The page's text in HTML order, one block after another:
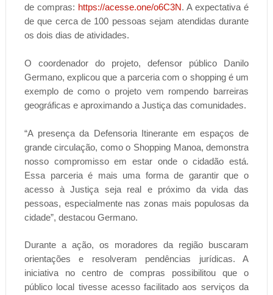
de compras: https://acesse.one/o6C3N. A expectativa é
de que cerca de 100 pessoas sejam atendidas durante
os dois dias de atividades.
O coordenador do projeto, defensor público Danilo
Germano, explicou que a parceria com o shopping é um
exemplo de como o projeto vem rompendo barreiras
geográficas e aproximando a Justiça das comunidades.
“A presença da Defensoria Itinerante em espaços de
grande circulação, como o Shopping Manoa, demonstra
nosso compromisso em estar onde o cidadão está.
Essa parceria é mais uma forma de garantir que o
acesso à Justiça seja real e próximo da vida das
pessoas, especialmente nas zonas mais populosas da
cidade”, destacou Germano.
Durante a ação, os moradores da região buscaram
orientações e resolveram pendências jurídicas. A
iniciativa no centro de compras possibilitou que o
público local tivesse acesso facilitado aos serviços da